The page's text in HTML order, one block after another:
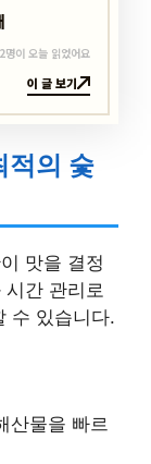
이 오늘 읽었어요
이 글 보기
적의 숯
맛을 결정
간 관리로
수 있습니다.
산물을 빠르